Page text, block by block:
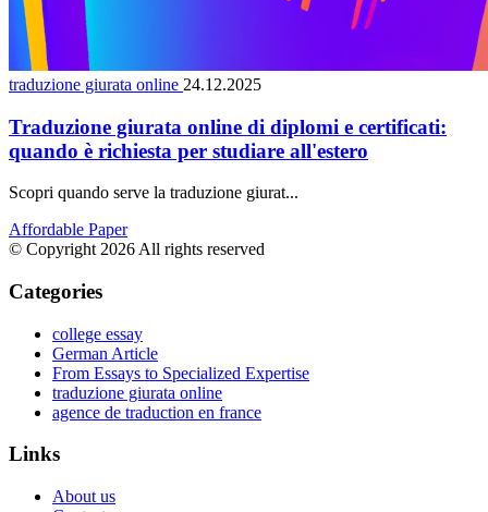
traduzione giurata online 24.12.2025
Traduzione giurata online di diplomi e certificati:
quando è richiesta per studiare all'estero
Scopri quando serve la traduzione giurat...
Affordable Paper
© Copyright 2026 All rights reserved
Categories
college essay
German Article
From Essays to Specialized Expertise
traduzione giurata online
agence de traduction en france
Links
About us